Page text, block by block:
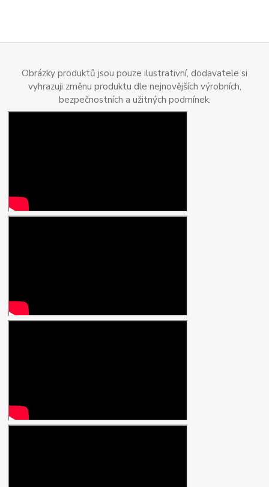
Obrázky produktů jsou pouze ilustrativní, dodavatele si
vyhrazuji změnu produktu dle nejnovějších výrobních,
bezpečnostních a užitných podmínek.